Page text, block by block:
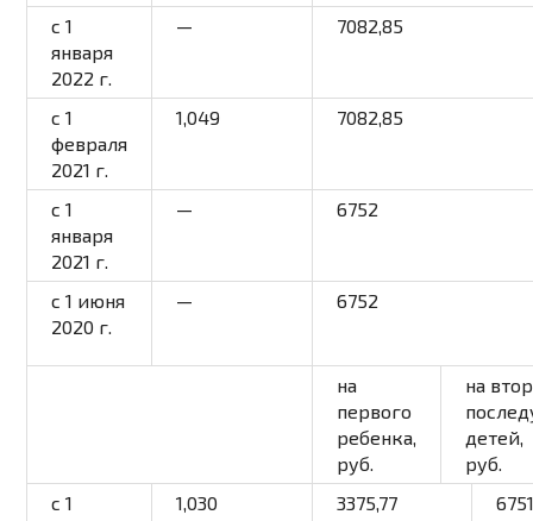
с 1
января
2022 г.
— 7082,85
c 1
февраля
2021 г.
1,049 7082,85
с 1
января
2021 г.
— 6752
с 1 июня
2020 г.
— 6752
на
первого
ребенка,
руб.
на
детей,
руб.
c 1
1,030
3375,77